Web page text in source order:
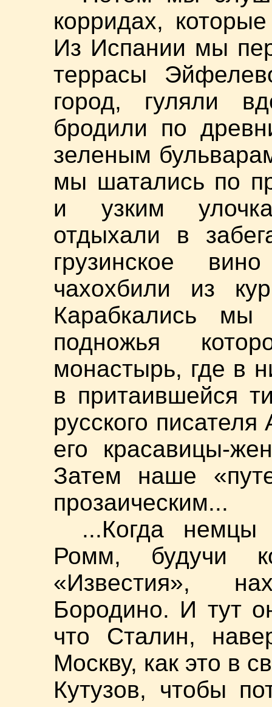
корридах,
Из Испании мы
террасы
город, гуляли
бродили по
зеленым
мы шатались по
и узким
отдыхали в
грузинское
чахохбили из
Карабкались
подножья
монастырь, где в
в притаившейся
русского
его красавицы-
Затем наше
прозаическим...
...Когда немцы
Ромм, будучи
«Известия»,
Бородино. И тут
что Сталин,
Москву, как это в
Кутузов, чтобы